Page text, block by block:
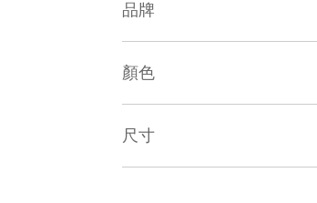
品牌
顏色
尺寸